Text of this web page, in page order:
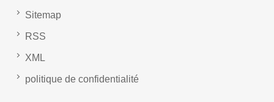
Sitemap
RSS
XML
politique de confidentialité